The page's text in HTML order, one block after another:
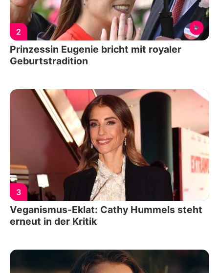
2
Prinzessin Eugenie bricht mit royaler
Geburtstradition
3
Veganismus-Eklat: Cathy Hummels steht
erneut in der Kritik